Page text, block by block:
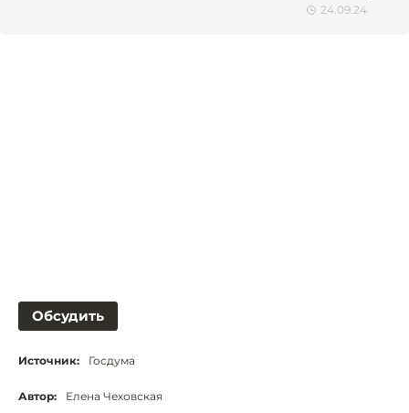
24.09.24
Обсудить
Источник: Госдума
Автор: Елена Чеховская